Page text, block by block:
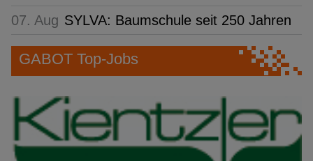
07. Aug SYLVA: Baumschule seit 250 Jahren
GABOT Top-Jobs